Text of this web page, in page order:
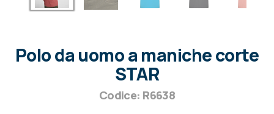
Polo da uomo a maniche corte
STAR
Codice: R6638